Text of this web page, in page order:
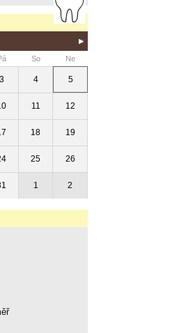
So Ne
3 4 5
11 12
18 19
25 26
1 2